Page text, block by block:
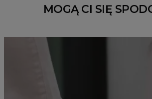
MOGĄ CI SIĘ